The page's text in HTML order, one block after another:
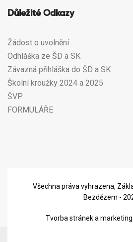
Důležité Odkazy
Žádost o uvolnění
Odhláška ze ŠD a SK
Závazná přihláška do ŠD a SK
Školní kroužky 2024 a 2025
ŠVP
FORMULÁŘE
Všechna práva vyhrazena,
Bezdězem -
Tvorba stránek a marketing